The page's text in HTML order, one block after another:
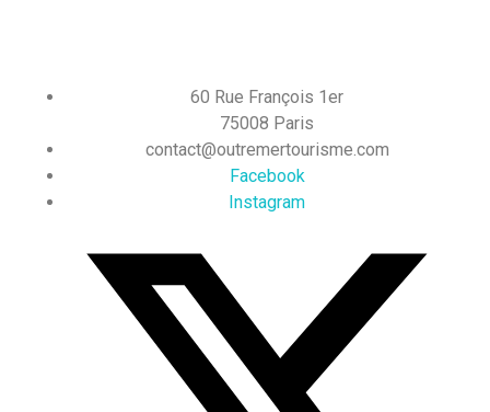
60 Rue François 1er
75008 Paris
contact@outremertourisme.com
Facebook
Instagram